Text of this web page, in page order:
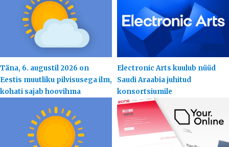
Täna, 6. augustil 2026 on
Eestis muutliku pilvisusega ilm,
kohati sajab hoovihma
Electronic Arts kuulub nüüd
Saudi Araabia juhitud
konsortsiumile